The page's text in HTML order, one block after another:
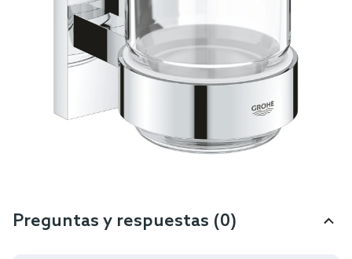
Preguntas y respuestas (0)